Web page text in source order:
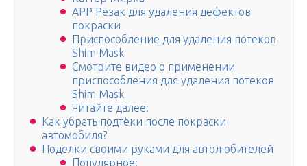
APP Резак для удаления дефектов
покраски
Приспособление для удаления потеков
Shim Mask
Смотрите видео о применении
приспособления для удаления потеков
Shim Mask
Читайте далее:
Как убрать подтёки после покраски
автомобиля?
Поделки своими руками для автолюбителей
Популярное;